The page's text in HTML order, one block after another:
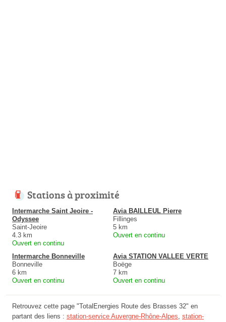
Stations à proximité
Intermarche Saint Jeoire -
Odyssee
Saint-Jeoire
4.3 km
Ouvert en continu
Avia BAILLEUL Pierre
Fillinges
5 km
Ouvert en continu
Intermarche Bonneville
Bonneville
6 km
Ouvert en continu
Avia STATION VALLEE VERTE
Boëge
7 km
Ouvert en continu
Retrouvez cette page "TotalEnergies Route des Brasses 32" en
partant des liens : station-service Auvergne-Rhône-Alpes, station-